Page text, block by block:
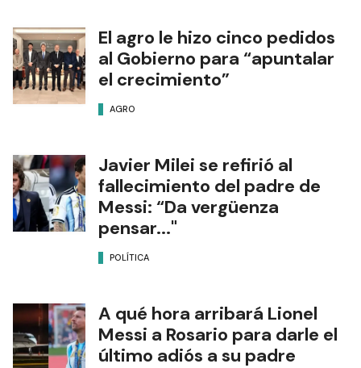
El agro le hizo cinco pedidos
al Gobierno para “apuntalar
el crecimiento”
AGRO
Javier Milei se refirió al
fallecimiento del padre de
Messi: “Da vergüenza
pensar..."
POLÍTICA
A qué hora arribará Lionel
Messi a Rosario para darle el
último adiós a su padre